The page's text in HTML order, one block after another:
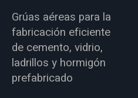
Grúas aéreas para la
fabricación eficiente
de cemento, vidrio,
ladrillos y hormigón
prefabricado